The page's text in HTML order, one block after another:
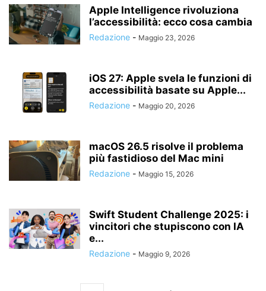
Apple Intelligence rivoluziona
l’accessibilità: ecco cosa cambia
Redazione - Maggio 23, 2026
iOS 27: Apple svela le funzioni di
accessibilità basate su Apple...
Redazione - Maggio 20, 2026
macOS 26.5 risolve il problema
più fastidioso del Mac mini
Redazione - Maggio 15, 2026
Swift Student Challenge 2025: i
vincitori che stupiscono con IA
e...
Redazione - Maggio 9, 2026